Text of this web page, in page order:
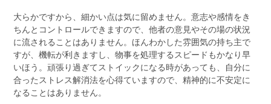
大らかですから、細かい点は気に留めません。意志や感情をき
ちんとコントロールできますので、他者の意見やその場の状況
に流されることはありません。ほんわかした雰囲気の持ち主で
すが、機転が利きますし、物事を処理するスピードもかなり早
いほう。頑張り過ぎてストイックになる時があっても、自分に
合ったストレス解消法を心得ていますので、精神的に不安定に
なることはありません。